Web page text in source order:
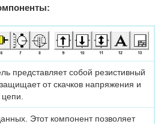
представляет собой резистивный
от скачков напряжения и
Этот компонент позволяет